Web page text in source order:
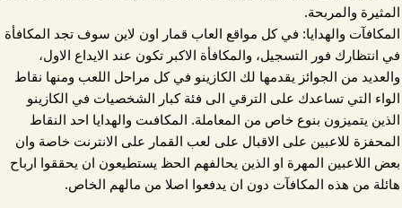
المثيرة والمربحة.
المكافآت والهدايا: في كل مواقع العاب قمار اون لاين سوف تجد المكافأة
في انتظارك فور التسجيل، والمكافأة الاكبر تكون عند الايداع الاول،
والعديد من الجوائز يقدمها لك الكازينو في كل مراحل اللعب ومنها نقاط
الواء التي تساعدك على الترقي الى فئة كبار الشخصيات في الكازينو
الذين يتميزون بنوع خاص من المعاملة. المكافىت والهدايا احد النقاط
المحفزة للاعبين على الاقبال على لعب القمار على الانترنت خاصة وان
بعض اللاعبين المهرة او الذين يحالفهم الحظ يستطيعون ان يحققوا ارباح
هائلة من هذه المكافآت دون ان يدفعوا اصلا من مالهم الخاص.